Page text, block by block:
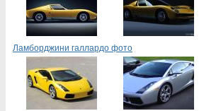
Ламборджини галлардо фото